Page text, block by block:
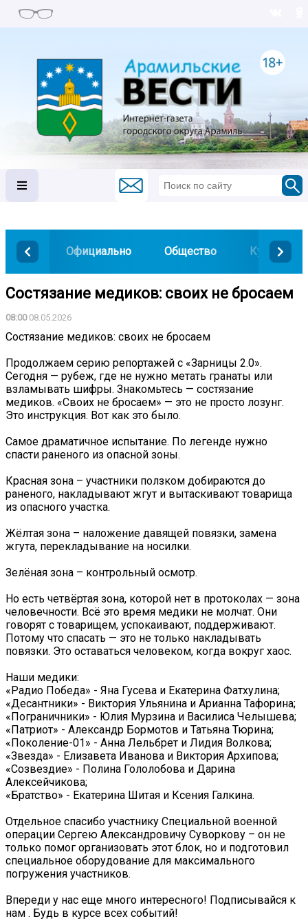
Официально Общество Культура
Состязание медиков: своих не бросаем
08:0008.05.2026
Состязание медиков: своих не бросаем
Продолжаем серию репортажей с «Зарницы 2.0».
Сегодня — рубеж, где не нужно метать гранаты или
взламывать шифры. Знакомьтесь — состязание
медиков. «Своих не бросаем» — это не просто лозунг.
Это инструкция. Вот как это было.
Самое драматичное испытание. По легенде нужно
спасти раненого из опасной зоны.
Красная зона – участники ползком добираются до
раненого, накладывают жгут и вытаскивают товарища
из опасного участка.
Жёлтая зона – наложение давящей повязки, замена
жгута, перекладывание на носилки.
Зелёная зона – контрольный осмотр.
Но есть четвёртая зона, которой нет в протоколах — зона
человечности. Всё это время медики не молчат. Они
говорят с товарищем, успокаивают, поддерживают.
Потому что спасать — это не только накладывать
повязки. Это оставаться человеком, когда вокруг хаос.
Наши медики:
«Радио Победа» - Яна Гусева и Екатерина Фатхулина;
«Десантники» - Виктория Ульянина и Арианна Тафорина;
«Пограничники» - Юлия Мурзина и Василиса Челышева;
«Патриот» - Александр Бормотов и Татьяна Тюрина;
«Поколение-01» - Анна Лельбрет и Лидия Волкова;
«Звезда» - Елизавета Иванова и Виктория Архипова;
«Созвездие» - Полина Гололобова и Дарина
Алексейчикова;
«Братство» - Екатерина Шитая и Ксения Галкина.
Отдельное спасибо участнику Специальной военной
операции Сергею Александровичу Суворкову – он не
только помог организовать этот блок, но и подготовил
специальное оборудование для максимального
погружения участников.
Впереди у нас еще много интересного! Подписывайся к
нам . Будь в курсе всех событий!